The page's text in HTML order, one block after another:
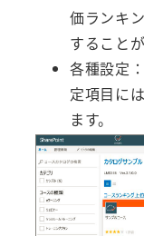
価ランキ
すること
各種設定
定項目に
ます。